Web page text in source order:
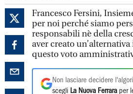
Francesco Fersini,
per noi perché siamo
responsabili nè della
aver creato
questo voto
Non lasciare decidere
scegli La Nuova Ferrara per